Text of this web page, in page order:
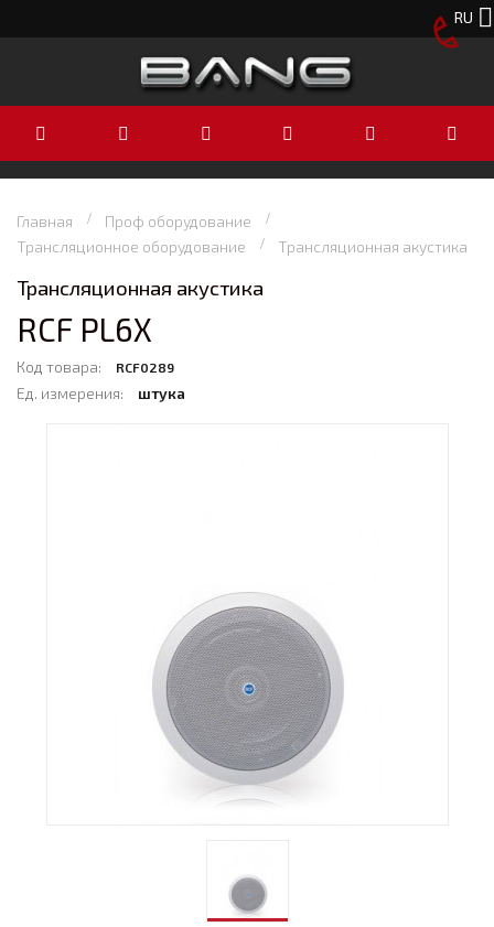
RU
Главная
Проф оборудование
Трансляционное оборудование
Трансляционная акустика
Трансляционная акустика
RCF PL6X
Код товара: RCF0289
Ед. измерения: штука